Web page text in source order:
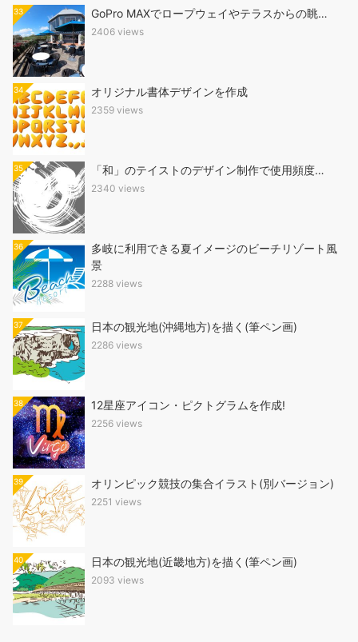
33 GoPro MAXでロープウェイやテラスからの眺…
2406 views
34 オリジナル書体デザインを作成
2359 views
35 「和」のテイストのデザイン制作で使用頻度…
2340 views
36
多岐に利用できる夏イメージのビーチリゾート風
景
2288 views
37 日本の観光地(沖縄地方)を描く(筆ペン画)
2286 views
38 12星座アイコン・ピクトグラムを作成!
2256 views
39 オリンピック競技の集合イラスト(別バージョン)
2251 views
40 日本の観光地(近畿地方)を描く(筆ペン画)
2093 views